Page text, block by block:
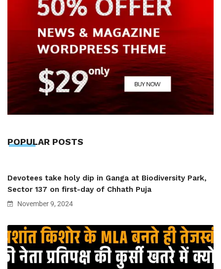
POPULAR POSTS
Devotees take holy dip in Ganga at Biodiversity Park,
Sector 137 on first-day of Chhath Puja
November 9, 2024